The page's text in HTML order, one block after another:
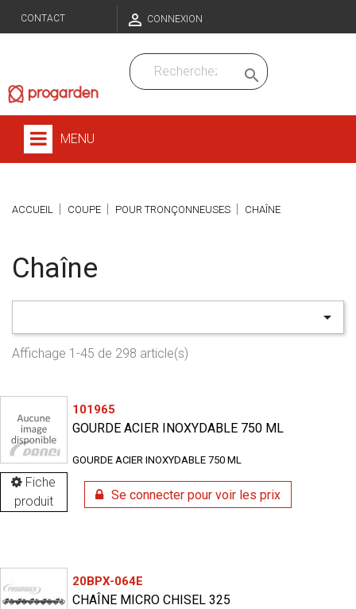
CONTACT  CONNEXION

MENU
ACCUEIL COUPE POUR TRONÇONNEUSES CHAÎNE
Chaîne

Affichage 1-45 de 298 article(s)
Fiche
produit
101965
GOURDE ACIER INOXYDABLE 750 ML
GOURDE ACIER INOXYDABLE 750 ML
Se connecter pour voir les prix
20BPX-064E
CHAÎNE MICRO CHISEL 325